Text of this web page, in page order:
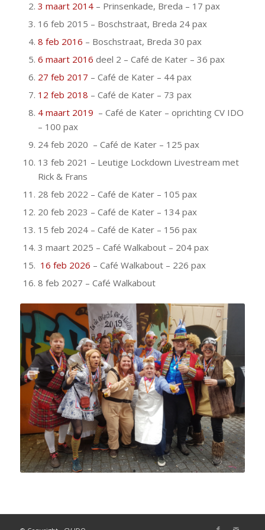
3 maart 2014– Prinsenkade, Breda – 17 pax
16 feb 2015 – Boschstraat, Breda 24 pax
8 feb 2016 – Boschstraat, Breda 30 pax
6 maart 2016 deel 2 – Café de Kater – 36 pax
27 feb 2017 – Café de Kater – 44 pax
12 feb 2018 – Café de Kater – 73 pax
4 maart 2019 – Café de Kater – oprichting CV IDO
– 100 pax
24 feb 2020 – Café de Kater – 125 pax
13 feb 2021 – Leutige Lockdown Livestream met
Rick & Frans
28 feb 2022 – Café de Kater – 105 pax
20 feb 2023 – Café de Kater – 134 pax
15 feb 2024 – Café de Kater – 156 pax
3 maart 2025 – Café Walkabout – 204 pax
16 feb 2026 – Café Walkabout – 226 pax
8 feb 2027 – Café Walkabout
Raad van Elf en Prins Wim d’n
Eerste – in 2019